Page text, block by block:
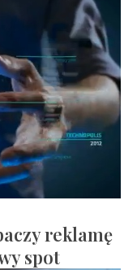
reklamę
spot